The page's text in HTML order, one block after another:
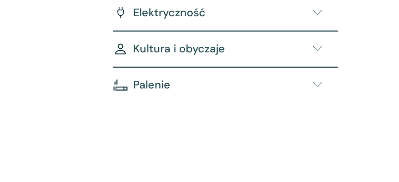
Elektryczność
Kultura i obyczaje
Palenie